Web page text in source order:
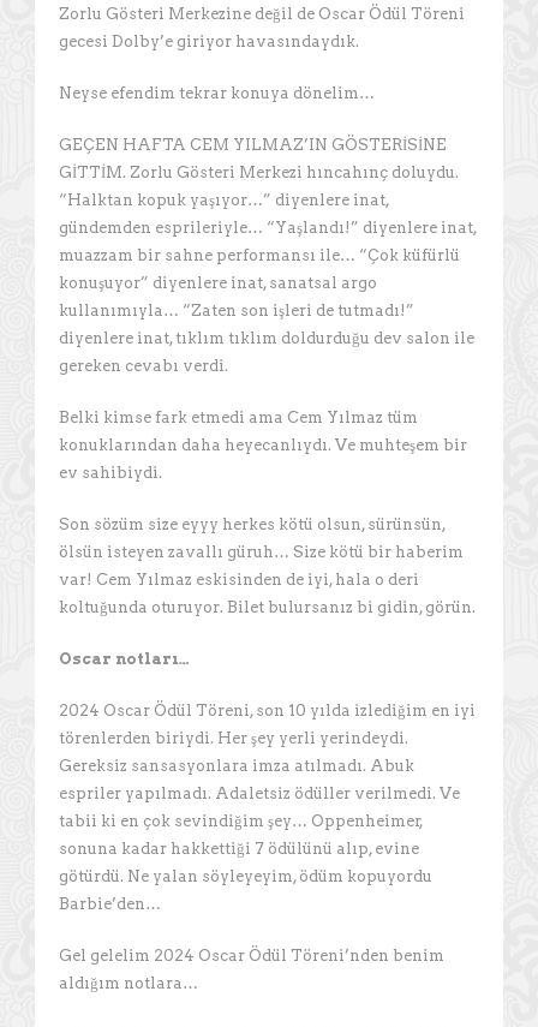
Zorlu Gösteri Merkezine değil de Oscar Ödül Töreni
gecesi Dolby’e giriyor havasındaydık.
Neyse efendim tekrar konuya dönelim…
GEÇEN HAFTA CEM YILMAZ’IN GÖSTERİSİNE
GİTTİM. Zorlu Gösteri Merkezi hıncahınç doluydu.
“Halktan kopuk yaşıyor…” diyenlere inat,
gündemden esprileriyle… “Yaşlandı!” diyenlere inat,
muazzam bir sahne performansı ile… “Çok küfürlü
konuşuyor” diyenlere inat, sanatsal argo
kullanımıyla… “Zaten son işleri de tutmadı!”
diyenlere inat, tıklım tıklım doldurduğu dev salon ile
gereken cevabı verdi.
Belki kimse fark etmedi ama Cem Yılmaz tüm
konuklarından daha heyecanlıydı. Ve muhteşem bir
ev sahibiydi.
Son sözüm size eyyy herkes kötü olsun, sürünsün,
ölsün isteyen zavallı güruh… Size kötü bir haberim
var! Cem Yılmaz eskisinden de iyi, hala o deri
koltuğunda oturuyor. Bilet bulursanız bi gidin, görün.
Oscar notları…
2024 Oscar Ödül Töreni, son 10 yılda izlediğim en iyi
törenlerden biriydi. Her şey yerli yerindeydi.
Gereksiz sansasyonlara imza atılmadı. Abuk
espriler yapılmadı. Adaletsiz ödüller verilmedi. Ve
tabii ki en çok sevindiğim şey… Oppenheimer,
sonuna kadar hakkettiği 7 ödülünü alıp, evine
götürdü. Ne yalan söyleyeyim, ödüm kopuyordu
Barbie’den…
Gel gelelim 2024 Oscar Ödül Töreni’nden benim
aldığım notlara…